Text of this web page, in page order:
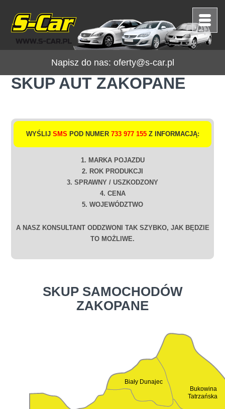
Napisz do nas: oferty@s-car.pl
SKUP AUT ZAKOPANE
WYŚLIJ SMS POD NUMER 733 977 155Z INFORMACJĄ:
1. MARKA POJAZDU
2. ROK PRODUKCJI
3. SPRAWNY / USZKODZONY
4. CENA
5. WOJEWÓDZTWO
A NASZ KONSULTANT ODDZWONI TAK SZYBKO, JAK BĘDZIE
TO MOŻLIWE.
SKUP SAMOCHODÓW
ZAKOPANE
Biały Dunajec
Bukowina
Tatrzańska